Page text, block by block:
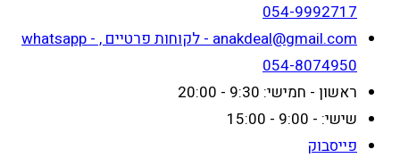
054-9992717
anakdeal@gmail.com - לקוחות פרטיים , whatsapp -
054-8074950
ראשון - חמישי: 9:30 - 20:00
שישי: - 9:00 - 15:00
פייסבוק